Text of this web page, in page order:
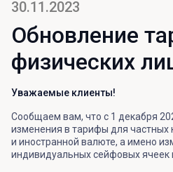
30.11.2023
Обновление
физических
Уважаемые клиенты!
Сообщаем вам, что с 1 декабря
изменения в тарифы для частных
и иностранной валюте, а имено
индивидуальных сейфовых ячеек